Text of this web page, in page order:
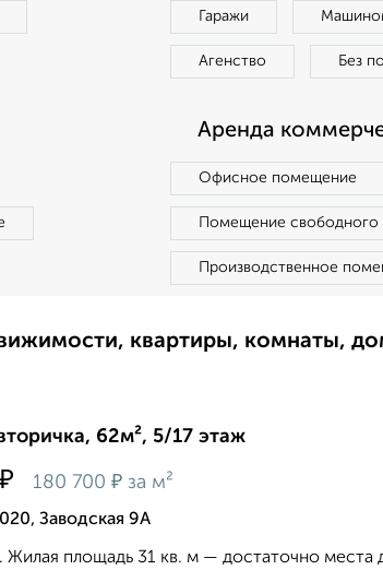
Гаражи
Агенство Без
Аренда
Офисное помещение
Помещение свободного
Производственное
квартиры, комнаты,
62м², 5/17 этаж
₽ 180 700 ₽ за м²
Заводская 9А
Жилая площадь 31 кв. м — достаточно места